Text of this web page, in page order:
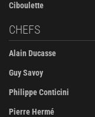
Ciboulette
CHEFS
Alain Ducasse
Guy Savoy
Philippe Conticini
Pierre Hermé